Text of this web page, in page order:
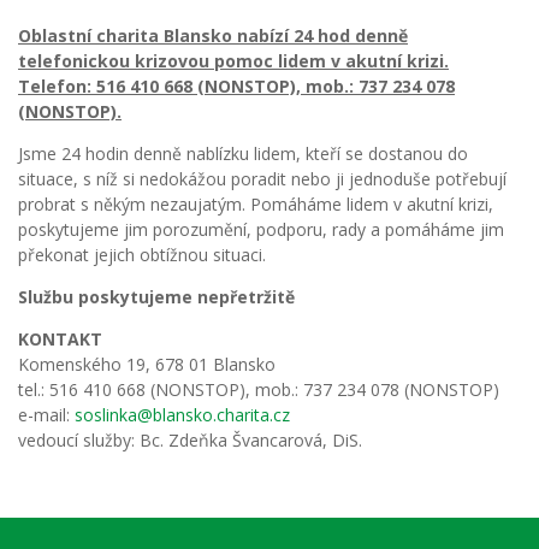
Oblastní charita Blansko nabízí 24 hod denně
telefonickou krizovou pomoc lidem v akutní krizi.
Telefon: 516 410 668 (NONSTOP), mob.: 737 234 078
(NONSTOP).
Jsme 24 hodin denně nablízku lidem, kteří se dostanou do
situace, s níž si nedokážou poradit nebo ji jednoduše potřebují
probrat s někým nezaujatým. Pomáháme lidem v akutní krizi,
poskytujeme jim porozumění, podporu, rady a pomáháme jim
překonat jejich obtížnou situaci.
Službu poskytujeme nepřetržitě
KONTAKT
Komenského 19, 678 01 Blansko
tel.: 516 410 668 (NONSTOP), mob.: 737 234 078 (NONSTOP)
e-mail: soslinka@blansko.charita.cz
vedoucí služby: Bc. Zdeňka Švancarová, DiS.